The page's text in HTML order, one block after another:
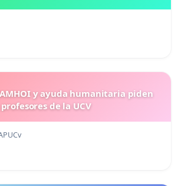
y ayuda humanitaria piden
profesores de la UCV